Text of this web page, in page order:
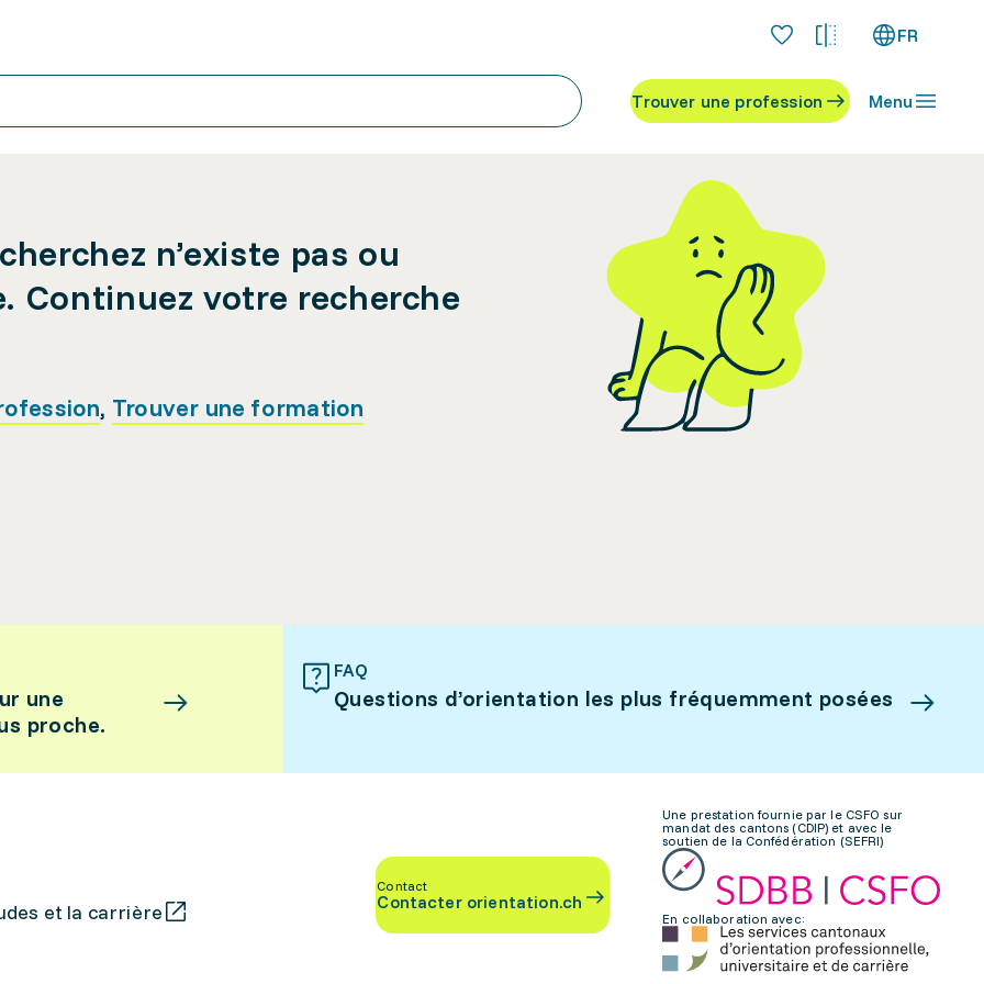
FR
Trouver une profession Menu
n’existe pas ou
Continuez votre recherche
, Trouver une formation
une
proche.
FAQ
Questions d’orientation les plus fréquemment posées
et la carrière
Contact
Contacter orientation.ch
Une prestation fournie par le CSFO sur
mandat des cantons (CDIP) et avec le
soutien de la Confédération (SEFRI)
En collaboration avec: